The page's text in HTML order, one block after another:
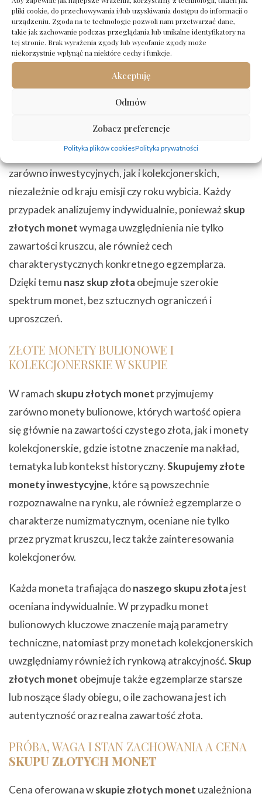
pliki cookie, do przechowywania i/lub uzyskiwania dostępu do informacji o
urządzeniu. Zgoda na te technologie pozwoli nam przetwarzać dane,
takie jak zachowanie podczas przeglądania lub unikalne identyfikatory na
tej stronie. Brak wyrażenia zgody lub wycofanie zgody może
niekorzystnie wpłynąć na niektóre cechy i funkcje.
Akceptuję
Odmów
Zobacz preferencje
Polityka plików cookiesPolityka prywatności
konkurencyjne stawki.
SKUP ZŁOTYCH MONET– JAKIE
MONETY PRZYJMUJEMY I NA JAKICH
prowadzimy
pozwalają rzetelnie określić ich rzeczywistą wartość.
Przyjmujemy złote monety w różnych formach,
zarówno inwestycyjnych, jak i kolekcjonerskich,
niezależnie od kraju emisji czy roku wybicia. Każdy
przypadek analizujemy indywidualnie, ponieważskup
złotych monetwymaga uwzględnienia nie tylko
zawartości kruszcu, ale również cech
charakterystycznych konkretnego egzemplarza.
Dzięki temu nasz skup złotaobejmuje szerokie
spektrum monet, bez sztucznych ograniczeń i
uproszczeń.
ZŁOTE MONETY BULIONOWE I
KOLEKCJONERSKIE W SKUPIE
W ramach skupu złotych monet przyjmujemy
zarówno monety bulionowe, których wartość opiera
się głównie na zawartości czystego złota, jak i monety
kolekcjonerskie, gdzie istotne znaczenie ma nakład,
tematyka lub kontekst historyczny.Skupujemy złote
monety inwestycyjne, które są powszechnie
rozpoznawalne na rynku, ale również egzemplarze o
charakterze numizmatycznym, oceniane nie tylko
przez pryzmat kruszcu, lecz także zainteresowania
kolekcjonerów.
Każda moneta trafiająca donaszego skupu złotajest
oceniana indywidualnie. W przypadku monet
bulionowych kluczowe znaczenie mają parametry
techniczne, natomiast przy monetach kolekcjonerskich
uwzględniamy również ich rynkową atrakcyjność.Skup
złotych monet obejmuje także egzemplarze starsze
lub noszące ślady obiegu, o ile zachowana jest ich
autentyczność oraz realna zawartość złota.
PRÓBA, WAGA I STAN ZACHOWANIA A CENA
SKUPU ZŁOTYCH MONET
Cena oferowana wskupie złotych monet uzależniona